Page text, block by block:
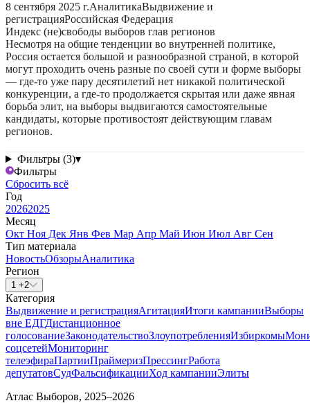
8 сентября 2025 г.АналитикаВыдвижение и
регистрацияРоссийская Федерация
Индекс (не)свободы выборов глав регионов
Несмотря на общие тенденции во внутренней политике,
Россия остается большой и разнообразной страной, в которой
могут проходить очень разные по своей сути и форме выборы
— где-то уже пару десятилетий нет никакой политической
конкуренции, а где-то продолжается скрытая или даже явная
борьба элит, на выборы выдвигаются самостоятельные
кандидаты, которые противостоят действующим главам
регионов.
Фильтры (3)▾
Фильтры
Сбросить всё
Год
20262025
Месяц
Окт Ноя Дек Янв Фев Мар Апр Май Июн Июл Авг Сен
Тип материала
НовостьОбзорыАналитика
Регион
1 +2
Категория
Выдвижение и регистрацияАгитацияИтоги кампанииВыборы
вне ЕДГДистанционное
голосованиеЗаконодательствоЗлоупотребленияИзбиркомы
соцсетейМониторинг
телеэфираПартииПраймеризПрессингРабота
депутатовСудФальсификацииХод кампанииЭлиты
Атлас Выборов, 2025–2026